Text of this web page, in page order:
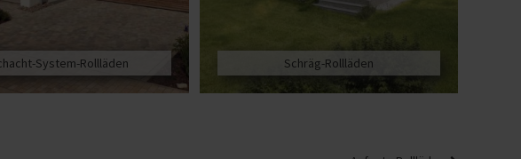
System-Rollläden Schräg-Rollläden